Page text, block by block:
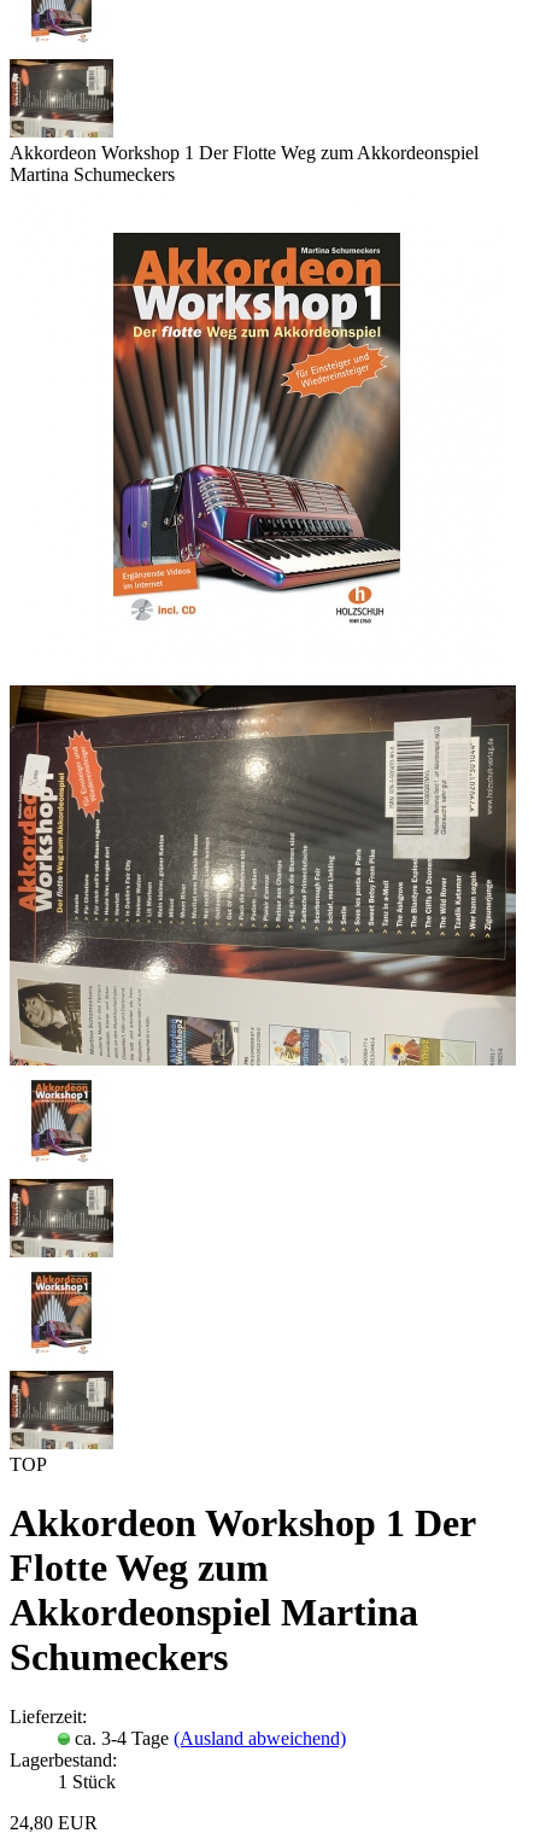
Akkordeon Workshop 1 Der Flotte Weg zum Akkordeonspiel
Martina Schumeckers
TOP
Akkordeon Workshop 1 Der
Flotte Weg zum
Akkordeonspiel Martina
Schumeckers
Lieferzeit:
ca. 3-4 Tage (Ausland abweichend)
Lagerbestand:
1 Stück
24,80 EUR